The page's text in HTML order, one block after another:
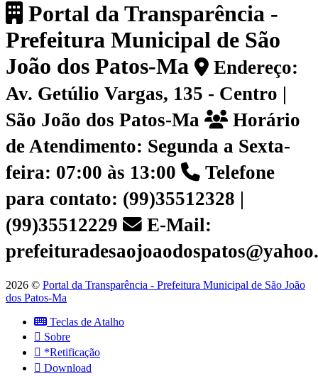
Portal da Transparência -
Prefeitura Municipal de São
João dos Patos-Ma
Endereço:
Av. Getúlio Vargas, 135 - Centro |
São João dos Patos-Ma
Horário
de Atendimento: Segunda a Sexta-
feira: 07:00 às 13:00
Telefone
para contato: (99)35512328 |
(99)35512229
E-Mail:
2026 © Portal da Transparência - Prefeitura Municipal de São João
dos Patos-Ma
Teclas de Atalho
Sobre
*Retificação
Download